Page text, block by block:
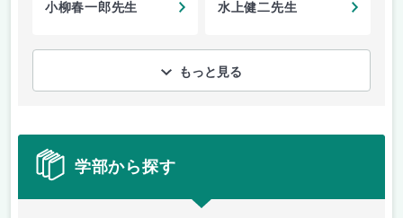
小柳春一郎先生 水上健二先生
もっと見る
学部から探す